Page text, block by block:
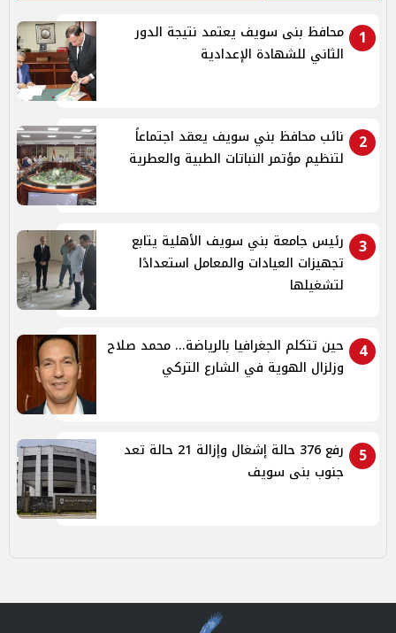
1
محافظ بنى سويف يعتمد نتيجة الدور
الثاني للشهادة الإعدادية
2
نائب محافظ بني سويف يعقد اجتماعاً
لتنظيم مؤتمر النباتات الطبية والعطرية
3
رئيس جامعة بني سويف الأهلية يتابع
تجهيزات العيادات والمعامل استعدادًا
لتشغيلها
4
حين تتكلم الجغرافيا بالرياضة... محمد صلاح
وزلزال الهوية في الشارع التركي
5
رفع 376 حالة إشغال وإزالة 21 حالة تعد
جنوب بنى سويف